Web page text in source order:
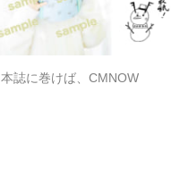
誌に巻けば、CMNOW